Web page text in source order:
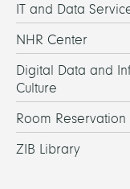
IT and Data
NHR Center
Digital Data and
Culture
Room Reservation
ZIB Library